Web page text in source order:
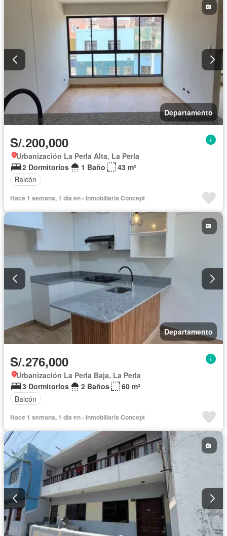
Departamento
S/.200,000
Urbanización La Perla Alta, La Perla
2 Dormitorios
1 Baño
43 m²
Balcón
Hace 1 semana, 1 día en - Inmobiliaria Concept
Departamento
S/.276,000
Urbanización La Perla Baja, La Perla
3 Dormitorios
2 Baños
60 m²
Balcón
Hace 1 semana, 1 día en - Inmobiliaria Concept